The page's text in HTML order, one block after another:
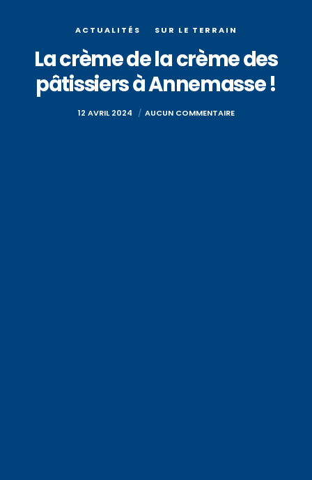
ACTUALITÉS SUR LE TERRAIN
La crème de la crème des
pâtissiers à Annemasse !
12 AVRIL 2024 AUCUN COMMENTAIRE